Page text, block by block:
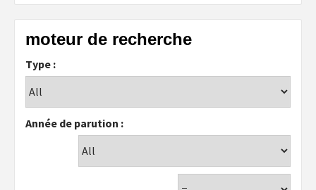
moteur de recherche
Type :
Année de parution :